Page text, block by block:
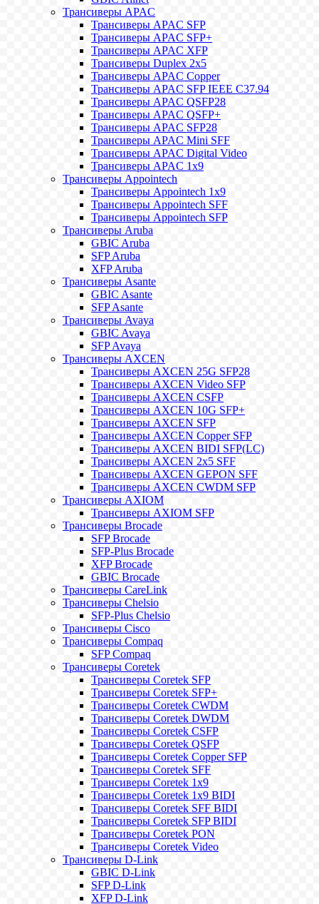
Трансиверы APAC
Трансиверы APAC SFP
Трансиверы APAC SFP+
Трансиверы APAC XFP
Трансиверы Duplex 2x5
Трансиверы APAC Copper
Трансиверы APAC SFP IEEE C37.94
Трансиверы APAC QSFP28
Трансиверы APAC QSFP+
Трансиверы APAC SFP28
Трансиверы APAC Mini SFF
Трансиверы APAC Digital Video
Трансиверы APAC 1x9
Трансиверы Appointech
Трансиверы Appointech 1x9
Трансиверы Appointech SFF
Трансиверы Appointech SFP
Трансиверы Aruba
GBIC Aruba
SFP Aruba
XFP Aruba
Трансиверы Asante
GBIC Asante
SFP Asante
Трансиверы Avaya
GBIC Avaya
SFP Avaya
Трансиверы AXCEN
Трансиверы AXCEN 25G SFP28
Трансиверы AXCEN Video SFP
Трансиверы AXCEN CSFP
Трансиверы AXCEN 10G SFP+
Трансиверы AXCEN SFP
Трансиверы AXCEN Copper SFP
Трансиверы AXCEN BIDI SFP(LC)
Трансиверы AXCEN 2x5 SFF
Трансиверы AXCEN GEPON SFF
Трансиверы AXCEN CWDM SFP
Трансиверы AXIOM
Трансиверы AXIOM SFP
Трансиверы Brocade
SFP Brocade
SFP-Plus Brocade
XFP Brocade
GBIC Brocade
Трансиверы CareLink
Трансиверы Chelsio
SFP-Plus Chelsio
Трансиверы Cisco
Трансиверы Compaq
SFP Compaq
Трансиверы Coretek
Трансиверы Coretek SFP
Трансиверы Coretek SFP+
Трансиверы Coretek CWDM
Трансиверы Coretek DWDM
Трансиверы Coretek CSFP
Трансиверы Coretek QSFP
Трансиверы Coretek Copper SFP
Трансиверы Coretek SFF
Трансиверы Coretek 1x9
Трансиверы Coretek 1x9 BIDI
Трансиверы Coretek SFF BIDI
Трансиверы Coretek SFP BIDI
Трансиверы Coretek PON
Трансиверы Coretek Video
Трансиверы D-Link
GBIC D-Link
SFP D-Link
XFP D-Link